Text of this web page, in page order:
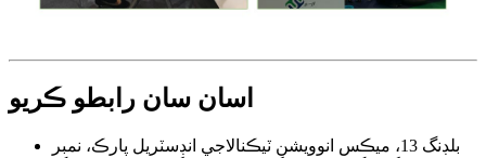
اسان سان رابطو ڪريو
بلڊنگ 13، ميڪس انوويشن ٽيڪنالاجي انڊسٽريل پارڪ، نمبر